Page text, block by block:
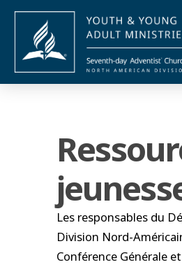
Les responsables du
Division Nord-
Conférence Générale